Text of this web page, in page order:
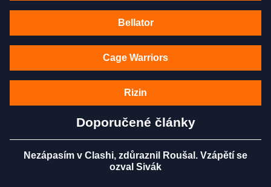
Bellator
Cage Warriors
Rizin
Doporučené články
Nezápasím v Clashi, zdůraznil Roušal. Vzápětí se
ozval Sivák